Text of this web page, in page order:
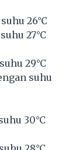
26°C
27°C
29°C
suhu
30°C